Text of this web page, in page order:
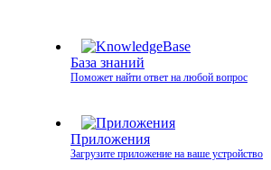
База знаний
Поможет найти ответ на любой вопрос
Приложения
Загрузите приложение на ваше устройство